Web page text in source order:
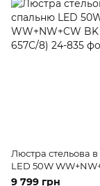
Люстра стельова
LED 50W
(BR-01 657C/8)
9 799 грн